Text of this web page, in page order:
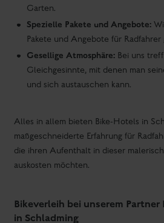
Garten.
Spezielle Pakete und Angebote:
Pakete und Angebote für Radfahrer
Gesellige Atmosphäre: Bei uns
Gleichgesinnte, mit denen man
und sich austauschen kann.
Alles in allem bieten Bike-Hotels in
maßgeschneiderte Erfahrung für
die ihren Aufenthalt in dieser
auskosten möchten.
Bikeverleih bei unserem
in Schladming